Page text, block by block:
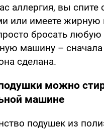
аллергия, вы
или имеете жирную
бросать любую
машину –
сделана.
можно
машине
подушек из